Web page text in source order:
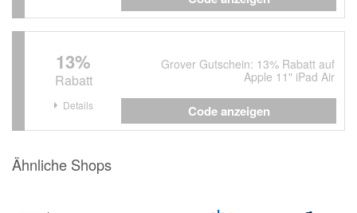
13%
Rabatt
Grover Gutschein: 13% Rabatt auf
Apple 11" iPad Air
Details Code anzeigen
Ähnliche Shops